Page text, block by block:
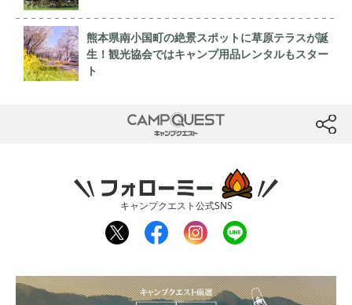
熊本県南小国町の絶景スポットに草原テラスが誕
生！観光協会ではキャンプ用品レンタルもスター
ト
btn
CAMP QUEST
フォローミー
キャンプクエスト公式SNS
twit
ter
fac
ebo
inst
agr
line